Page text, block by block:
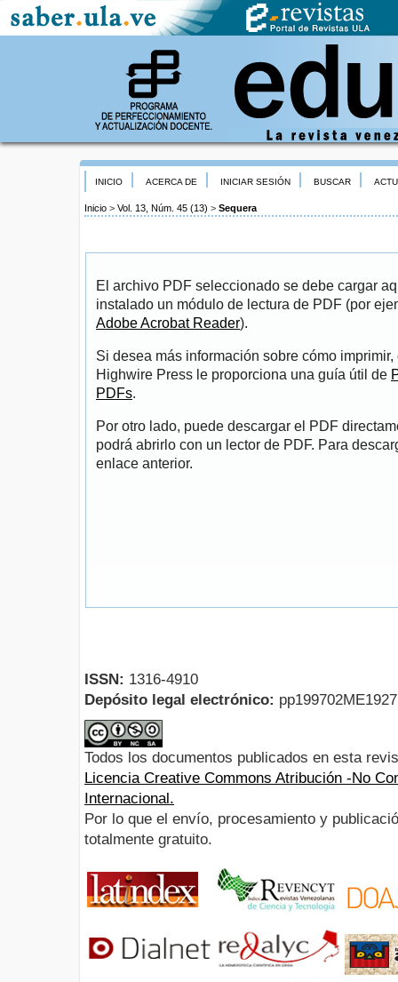
INICIO ACERCA DE INICIAR SESIÓN BUSCAR
Inicio > Vol. 13, Núm. 45 (13) > Sequera
El archivo PDF seleccionado se debe cargar
instalado un módulo de lectura de PDF (por
Adobe Acrobat Reader).
Si desea más información sobre cómo
Highwire Press le proporciona una guía útil de
PDFs.
Por otro lado, puede descargar el PDF
podrá abrirlo con un lector de PDF. Para
enlace anterior.
ISSN: 1316-4910
Depósito legal electrónico:
Todos los documentos publicados en esta
Licencia Creative Commons Atribución -No
Internacional.
Por lo que el envío, procesamiento y
totalmente gratuito.